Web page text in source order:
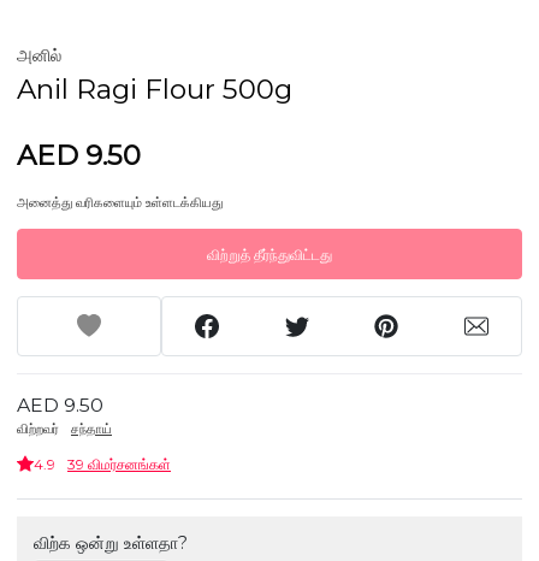
அனில்
Anil Ragi Flour 500g
AED 9.50
அனைத்து வரிகளையும் உள்ளடக்கியது
விற்றுத் தீர்ந்துவிட்டது
AED 9.50
விற்றவர் சந்தாய்
4.9 39 விமர்சனங்கள்
விற்க ஒன்று உள்ளதா?